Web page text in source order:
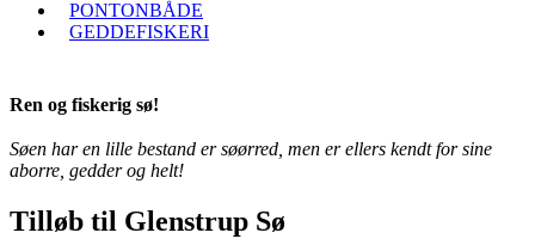
PONTONBÅDE
GEDDEFISKERI
Ren og fiskerig sø!
Søen har en lille bestand er søørred, men er ellers kendt for sine
aborre, gedder og helt!
Tilløb til Glenstrup Sø